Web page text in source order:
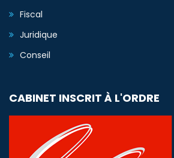
Fiscal
Juridique
Conseil
CABINET INSCRIT À L'ORDRE